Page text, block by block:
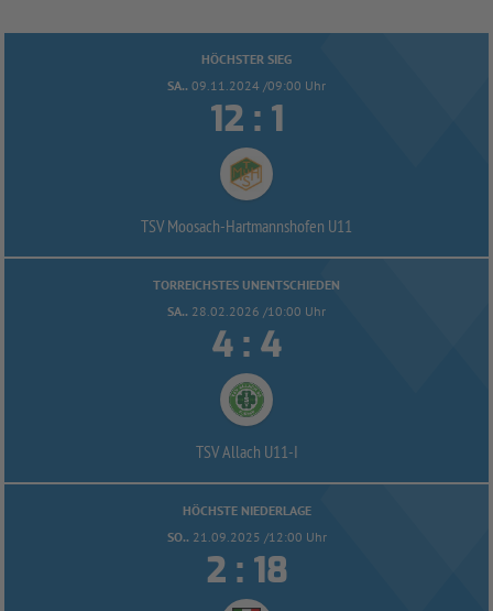
HÖCHSTER SIEG
SA.. 09.11.2024 /09:00 Uhr
 : 
TSV Moosach-Hartmannshofen U11
TORREICHSTES UNENTSCHIEDEN
SA.. 28.02.2026 /10:00 Uhr
 : 
TSV Allach U11-I
HÖCHSTE NIEDERLAGE
SO.. 21.09.2025 /12:00 Uhr
 : 